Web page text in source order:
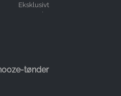
Eksklusivt
reserverbar
tønder